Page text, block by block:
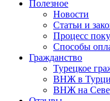
Полезное
Новости
Статьи и
Процесс
Способы
Гражданство
Турецкое
ВНЖ в
ВНЖ на